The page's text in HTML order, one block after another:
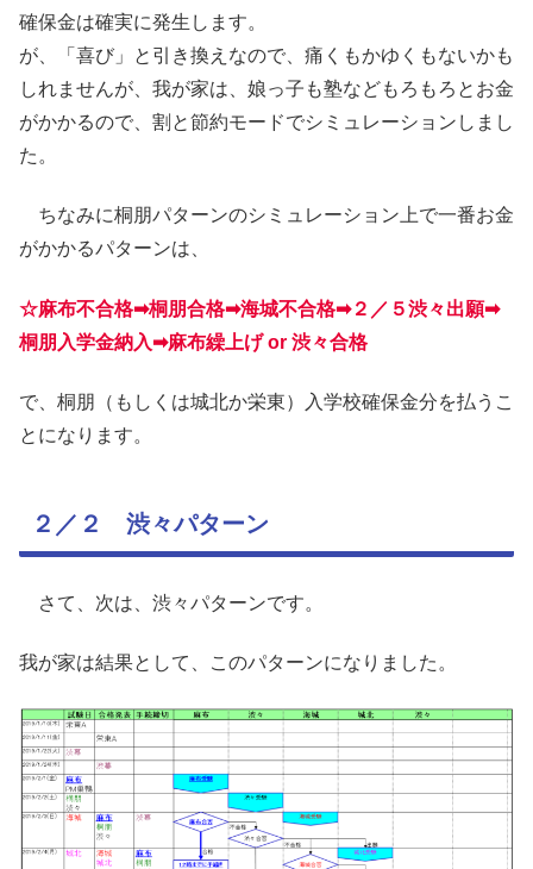
確保金は確実に発生します。
が、「喜び」と引き換えなので、痛くもかゆくもないかも
しれませんが、我が家は、娘っ子も塾などもろもろとお金
がかかるので、割と節約モードでシミュレーションしまし
た。
ちなみに桐朋パターンのシミュレーション上で一番お金
がかかるパターンは、
☆麻布不合格➡桐朋合格➡海城不合格➡２／５渋々出願➡
桐朋入学金納入➡麻布繰上げ or 渋々合格
で、桐朋（もしくは城北か栄東）入学校確保金分を払うこ
とになります。
２／２ 渋々パターン
さて、次は、渋々パターンです。
我が家は結果として、このパターンになりました。